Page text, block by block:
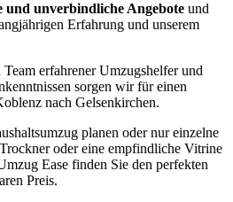
und unverbindliche Angebote und
Erfahrung und unserem
erfahrener Umzugshelfer und
sorgen wir für einen
nach Gelsenkirchen.
planen oder nur einzelne
oder eine empfindliche Vitrine
Ease finden Sie den perfekten
Preis.